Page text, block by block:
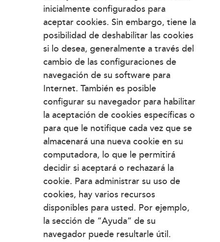
inicialmente configurados para
aceptar cookies. Sin embargo, tiene la
posibilidad de deshabilitar las cookies
si lo desea, generalmente a través del
cambio de las configuraciones de
navegación de su software para
Internet. También es posible
configurar su navegador para habilitar
la aceptación de cookies específicas o
para que le notifique cada vez que se
almacenará una nueva cookie en su
computadora, lo que le permitirá
decidir si aceptará o rechazará la
cookie. Para administrar su uso de
cookies, hay varios recursos
disponibles para usted. Por ejemplo,
la sección de “Ayuda” de su
navegador puede resultarle útil.